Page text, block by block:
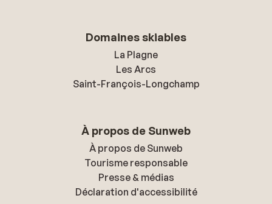
Domaines skiables
La Plagne
Les Arcs
Saint-François-Longchamp
À propos de Sunweb
À propos de Sunweb
Tourisme responsable
Presse & médias
Déclaration d'accessibilité